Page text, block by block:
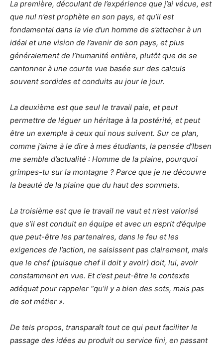
La première, découlant de l’expérience que j’ai vécue, est
que nul n’est prophète en son pays, et qu’il est
fondamental dans la vie d’un homme de s’attacher à un
idéal et une vision de l’avenir de son pays, et plus
généralement de l’humanité entière, plutôt que de se
cantonner à une courte vue basée sur des calculs
souvent sordides et conduits au jour le jour.
La deuxième est que seul le travail paie, et peut
permettre de léguer un héritage à la postérité, et peut
être un exemple à ceux qui nous suivent. Sur ce plan,
comme j’aime à le dire à mes étudiants, la pensée d’Ibsen
me semble d’actualité : Homme de la plaine, pourquoi
grimpes-tu sur la montagne ? Parce que je ne découvre
la beauté de la plaine que du haut des sommets.
La troisième est que le travail ne vaut et n’est valorisé
que s’il est conduit en équipe et avec un esprit d’équipe
que peut-être les partenaires, dans le feu et les
exigences de l’action, ne saisissent pas clairement, mais
que le chef (puisque chef il doit y avoir) doit, lui, avoir
constamment en vue. Et c’est peut-être le contexte
adéquat pour rappeler “qu’il y a bien des sots, mais pas
de sot métier ».
De tels propos, transparaît tout ce qui peut faciliter le
passage des idées au produit ou service fini, en passant